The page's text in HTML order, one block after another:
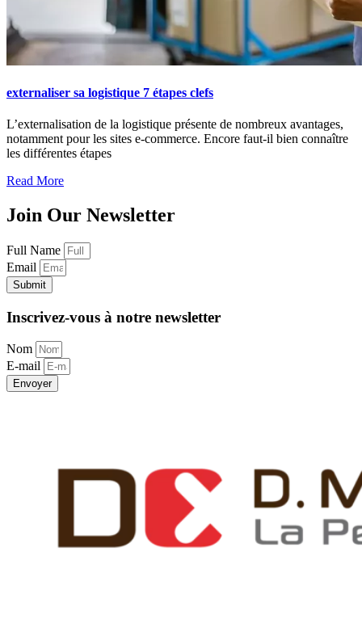
externaliser sa logistique 7 étapes clefs
L’externalisation de la logistique présente de nombreux avantages,
notamment pour les sites e-commerce. Encore faut-il bien connaître
les différentes étapes
Read More
Join Our Newsletter
Full Name
Email
Submit
Inscrivez-vous à notre newsletter
Nom
E-mail
Envoyer